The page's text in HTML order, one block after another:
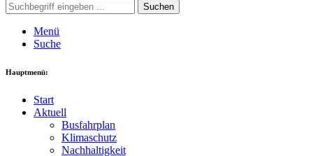
Suchen
Menü
Suche
Hauptmenü:
Start
Aktuell
Busfahrplan
Klimaschutz
Nachhaltigkeit